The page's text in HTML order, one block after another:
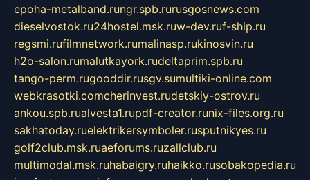
epoha-metalband.rungr.spb.rurusgosnews.com
dieselvostok.ru24hostel.msk.ruw-dev.ruf-ship.ru
regsmi.rufilmnetwork.rumalinasp.rukinosvin.ru
h2o-salon.rumalutkayork.rudeltaprim.spb.ru
tango-perm.rugooddir.rusgv.sumultiki-online.com
webkrasotki.comcherinvest.rudetskiy-ostrov.ru
ankou.spb.rualvesta1.rupdf-creator.runix-files.org.ru
sakhatoday.ruelektrikersymboler.rusputnikyes.ru
golf2club.msk.ruaeforums.ruzallclub.ru
multimodal.msk.ruhabaigry.ruhaikko.rusobakopedia.ru